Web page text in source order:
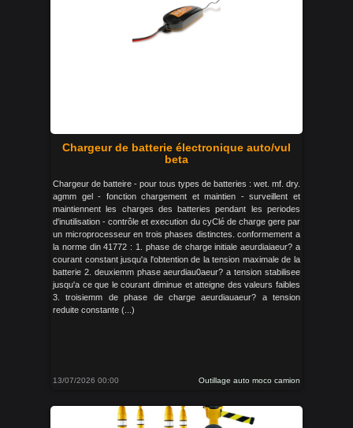
Chargeur de batterie électronique auto/vul
beta
Chargeur de batteire - pour tous types de batteries : wet. mf. dry.
agmm gel - fonction chargement et maintien - surveillent et
maintiennent les charges des batteries pendant les periodes
d'inutilisation - contrôle et execution du cyClé de charge gere par
un microprocesseur en trois phases distinctes. conformement a
la norme din 41772 : 1. phase de charge initiale aeurdiaiaeur? a
courant constant jusqu'a l'obtention de la tension maximale de la
batterie 2. deuxiemm phase aeurdiau0aeur? a tension stabilisee
jusqu'a ce que le courant diminue et atteigne des valeurs faibles
3. troisiemm de phase de charge aeurdiauaeur? a tension
reduite constante (...)
13/07/2026 00:00 Outillage auto moco camion